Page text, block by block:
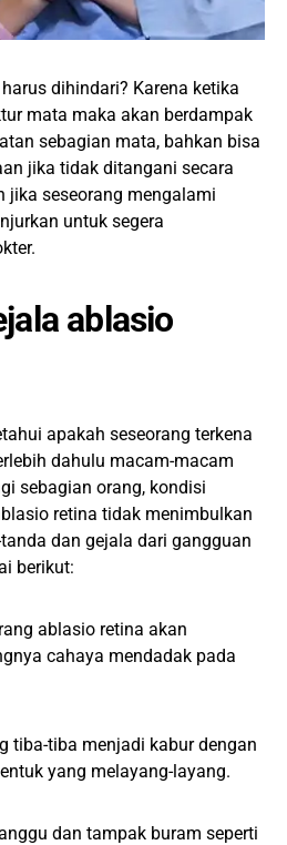
dihindari? Karena ketika
mata maka akan berdampak
sebagian mata, bahkan bisa
jika tidak ditangani secara
jika seseorang mengalami
untuk segera
ablasio
apakah seseorang terkena
dahulu macam-macam
sebagian orang, kondisi
retina tidak menimbulkan
dan gejala dari gangguan
berikut:
ablasio retina akan
cahaya mendadak pada
tiba-tiba menjadi kabur dengan
yang melayang-layang.
dan tampak buram seperti